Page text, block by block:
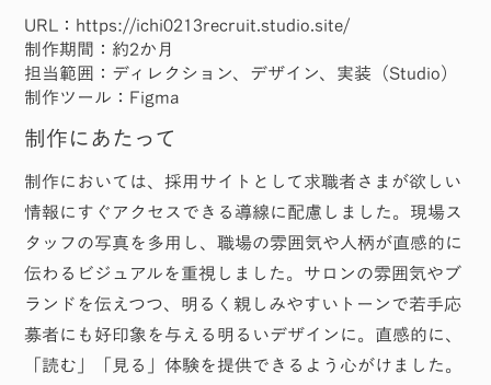
URL： https://ichi0213recruit.studio.site/
制作期間：約2か月
担当範囲：ディレクション、デザイン、実装（Studio）
制作ツール：Figma
制作にあたって
制作においては、採用サイトとして求職者さまが欲しい
情報にすぐアクセスできる導線に配慮しました。現場ス
タッフの写真を多用し、職場の雰囲気や人柄が直感的に
伝わるビジュアルを重視しました。サロンの雰囲気やブ
ランドを伝えつつ、明るく親しみやすいトーンで若手応
募者にも好印象を与える明るいデザインに。直感的に、
「読む」「見る」体験を提供できるよう心がけました。